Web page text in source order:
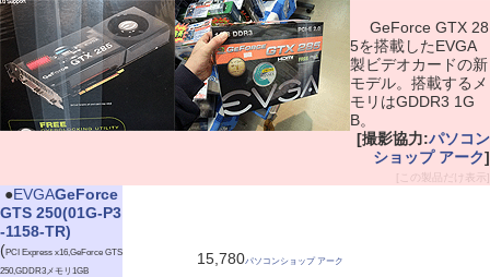
GeForce GTX 28
5を搭載したEVGA
製ビデオカードの新
モデル。搭載するメ
モリはGDDR3 1G
B。
[撮影協力:パソコン
ショップ アーク]
[この製品だけ表示]
●EVGAGeForce
GTS 250(01G-P3
-1158-TR)
(PCI Express x16,GeForce GTS
250,GDDR3メモリ1GB
15,780パソコンショップ アーク